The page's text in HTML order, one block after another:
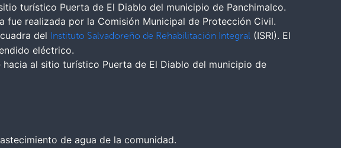
turístico Puerta de El Diablo del municipio de Panchimalco.
realizada por la Comisión Municipal de Protección Civil.
del Instituto Salvadoreño de Rehabilitación Integral (ISRI). El
eléctrico.
al sitio turístico Puerta de El Diablo del municipio de
de agua de la comunidad.